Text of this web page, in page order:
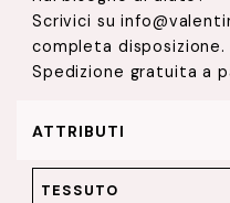
Scrivici su
completa disposizione.
Spedizione gratuita a
ATTRIBUTI
TESSUTO